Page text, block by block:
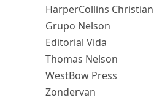
HarperCollins
Grupo Nelson
Editorial Vida
Thomas Nelson
WestBow Press
Zondervan